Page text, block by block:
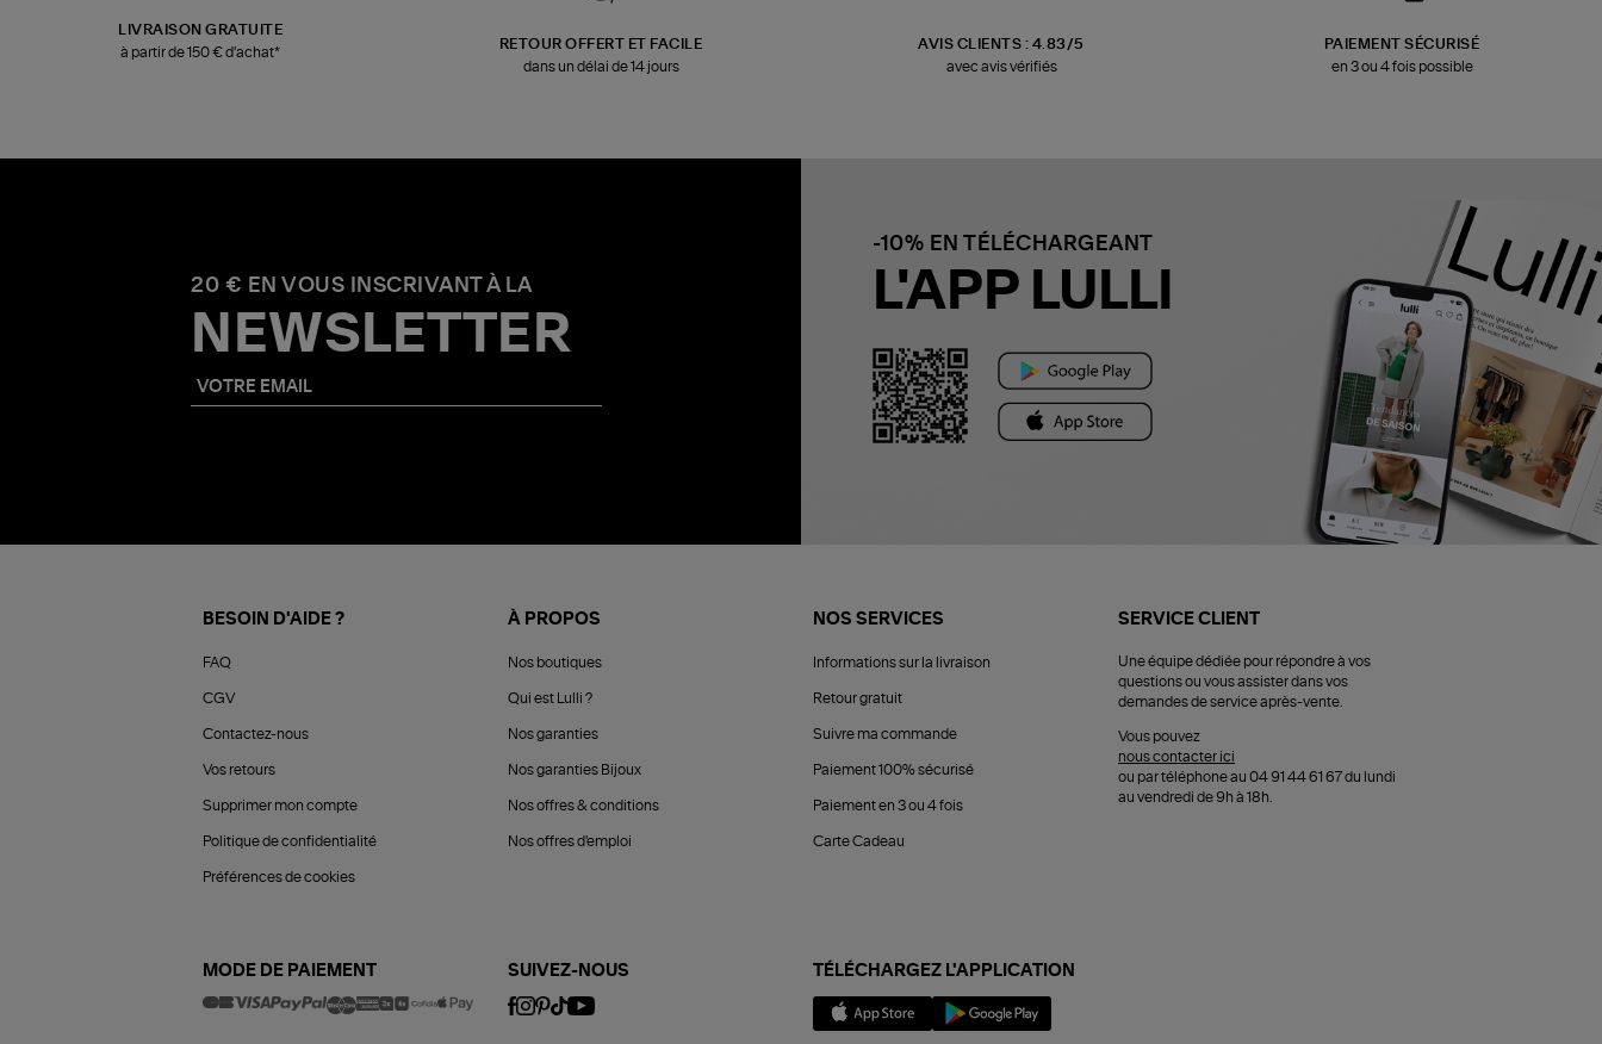
LIVRAISON GRATUITE
à partir de 150 € d'achat*
RETOUR OFFERT ET FACILE
dans un délai de 14 jours
AVIS CLIENTS : 4.83/5
avec avis vérifiés
PAIEMENT SÉCURISÉ
en 3 ou 4 fois possible
20 € EN VOUS INSCRIVANT À LA
NEWSLETTER
-10% EN TÉLÉCHARGEANT
L'APP LULLI
BESOIN D'AIDE ?
FAQ
CGV
Contactez-nous
Vos retours
Supprimer mon compte
Politique de confidentialité
Préférences de cookies
À PROPOS
Nos boutiques
Qui est Lulli ?
Nos garanties
Nos garanties Bijoux
Nos offres & conditions
Nos offres d'emploi
NOS SERVICES
Informations sur la livraison
Retour gratuit
Suivre ma commande
Paiement 100% sécurisé
Paiement en 3 ou 4 fois
Carte Cadeau
SERVICE CLIENT
Une équipe dédiée pour répondre à vos
questions ou vous assister dans vos
demandes de service après-vente.
Vous pouvez
nous contacter ici
ou par téléphone au 04 91 44 61 67 du lundi
au vendredi de 9h à 18h.
MODE DE PAIEMENT SUIVEZ-NOUS TÉLÉCHARGEZ L'APPLICATION